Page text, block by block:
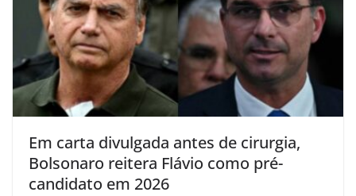
Em carta divulgada antes de cirurgia,
Bolsonaro reitera Flávio como pré-
candidato em 2026